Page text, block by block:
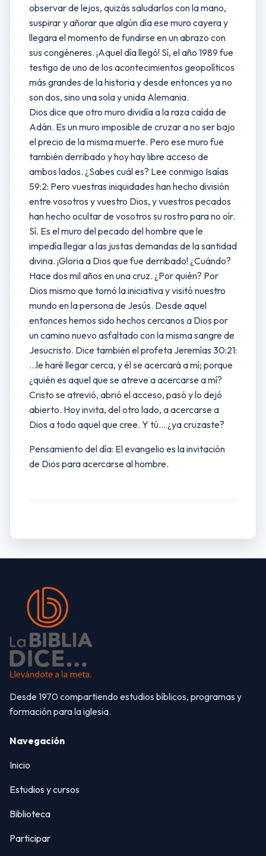
observar de lejos, quizás saludarlos con la mano,
suspirar y añorar que algún día ese muro cayera y
llegara el momento de fundirse en un abrazo con
sus congéneres. ¡Aquel día llegó! Sí, el año 1989 fue
testigo de uno de los acontecimientos geopolíticos
más grandes de la historia y desde entonces ya no
son dos, sino una sola y unida Alemania.
Dios dice que otro muro dividía a la raza caída de
Adán. Es un muro imposible de cruzar a no ser bajo
el precio de la misma muerte. Pero ese muro fue
también derribado y hoy hay libre acceso de
ambos lados. ¿Sabes cuál es? Lee conmigo Isaías
59:2: Pero vuestras iniquidades han hecho división
entre vosotros y vuestro Dios, y vuestros pecados
han hecho ocultar de vosotros su rostro para no oír.
Sí. Es el muro del pecado del hombre que le
impedía llegar a las justas demandas de la santidad
divina. ¡Gloria a Dios que fue derribado! ¿Cuándo?
Hace dos mil años en una cruz. ¿Por quién? Por
Dios mismo que tomó la iniciativa y visitó nuestro
mundo en la persona de Jesús. Desde aquel
entonces hemos sido hechos cercanos a Dios por
un camino nuevo asfaltado con la misma sangre de
Jesucristo. Dice también el profeta Jeremías 30:21:
…le haré llegar cerca, y él se acercará a mí; porque
¿quién es aquel que se atreve a acercarse a mí?
Cristo se atrevió, abrió el acceso, pasó y lo dejó
abierto. Hoy invita, del otro lado, a acercarse a
Dios a todo aquel que cree. Y tú… ¿ya cruzaste?
Pensamiento del día: El evangelio es la invitación
de Dios para acercarse al hombre.
Desde 1970 compartiendo estudios bíblicos, programas y
formación para la iglesia.
Navegación
Inicio
Estudios y cursos
Biblioteca
Participar